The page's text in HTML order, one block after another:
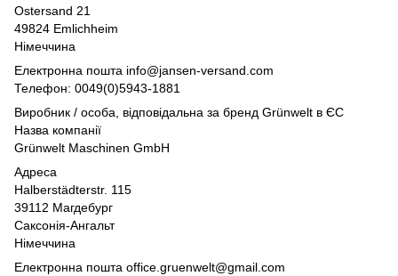
Ostersand 21
49824 Emlichheim
Німеччина
Електронна пошта info@jansen-versand.com
Телефон: 0049(0)5943-1881
Виробник / особа, відповідальна за бренд Grünwelt в ЄС
Назва компанії
Grünwelt Maschinen GmbH
Адреса
Halberstädterstr. 115
39112 Магдебург
Саксонія-Ангальт
Німеччина
Електронна пошта office.gruenwelt@gmail.com